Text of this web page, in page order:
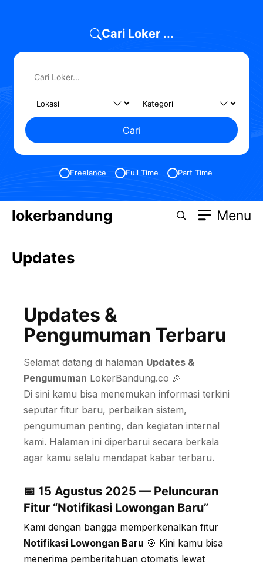
Cari Loker ...
Cari
Freelance Full Time Part Time
lokerbandung Menu
Updates
Updates &
Pengumuman Terbaru
Selamat datang di halaman Updates &
Pengumuman LokerBandung.co 🎉
Di sini kamu bisa menemukan informasi terkini
seputar fitur baru, perbaikan sistem,
pengumuman penting, dan kegiatan internal
kami. Halaman ini diperbarui secara berkala
agar kamu selalu mendapat kabar terbaru.
📅 15 Agustus 2025 — Peluncuran
Fitur “Notifikasi Lowongan Baru”
Kami dengan bangga memperkenalkan fitur
Notifikasi Lowongan Baru 🎯 Kini kamu bisa
menerima pemberitahuan otomatis lewat